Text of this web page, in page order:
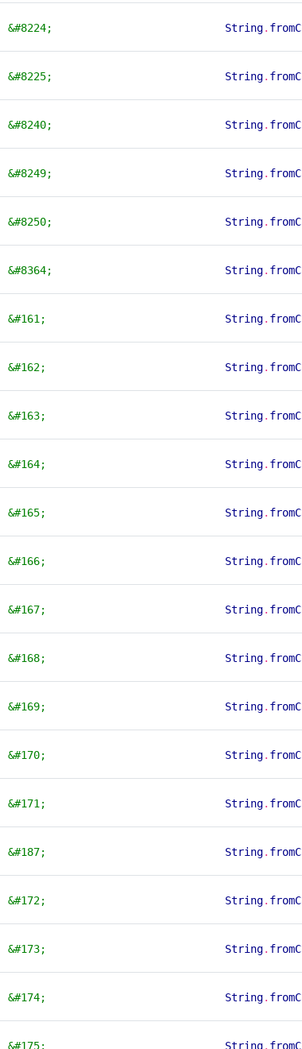
&#8224; String.
&#8225; String.
&#8240; String.
&#8249; String.
&#8250; String.
&#8364; String.
&#161; String.
&#162; String.
&#163; String.
&#164; String.
&#165; String.
&#166; String.
&#167; String.
&#168; String.
&#169; String.
&#170; String.
&#171; String.
&#187; String.
&#172; String.
&#173; String.
&#174; String.
&#175; String.